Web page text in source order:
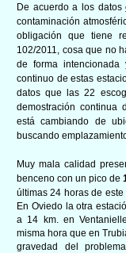
De acuerdo a los datos
contaminación
obligación que tiene
102/2011, cosa que no
de forma
continuo de estas
datos que las 22
demostración continua
está cambiando de
buscando
Muy mala calidad
benceno con un pico de
últimas 24 horas de
En Oviedo la otra
a 14 km. en
misma hora que en
gravedad del